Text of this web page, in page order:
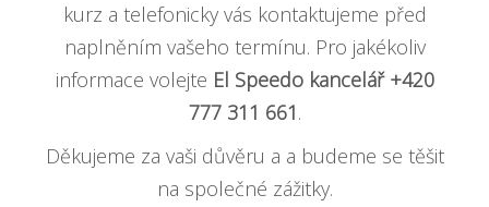
kurz a telefonicky vás kontaktujeme před
naplněním vašeho termínu. Pro jakékoliv
informace volejte El Speedo kancelář +420
777 311 661.
Děkujeme za vaši důvěru a a budeme se těšit
na společné zážitky.